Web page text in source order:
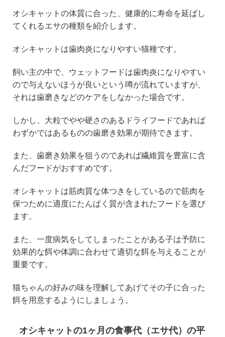
オシキャットの体質に合った、健康的に寿命を延ばし
てくれるエサの種類を紹介します。
オシキャットは歯肉炎になりやすい猫種です。
飼い主の中で、ウェットフードは歯肉炎になりやすい
ので与えないほうが良いという噂が流れていますが、
それは歯磨きなどのケアをしなかった場合です。
しかし、大粒でやや硬さのあるドライフードであれば
わずかではあるものの歯磨き効果が期待できます。
また、歯磨き効果を狙うのであれば繊維質を豊富に含
んだフードがおすすめです。
オシキャットは筋肉質な体つきをしているので筋肉を
保つために適度にたんぱく質が含まれたフードを選び
ます。
また、一度病気をしてしまったことがある子は予防に
効果的な餌や体調に合わせて適切な餌を与えることが
重要です。
猫ちゃんの好みの味を理解してあげてその子に合った
餌を用意するようにしましょう。
オシキャットの1ヶ月の食事代（エサ代）の平